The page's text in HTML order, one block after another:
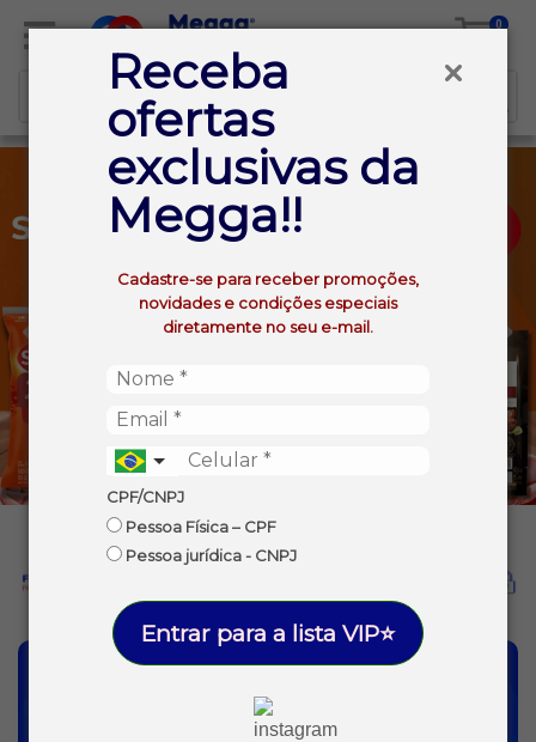
Receba
ofertas
exclusivas da
Megga!!
Cadastre-se para receber promoções,
novidades e condições especiais
diretamente no seu e-mail.
CPF/CNPJ
Pessoa Física – CPF
Pessoa jurídica - CNPJ
Entrar para a lista VIP⭐
0